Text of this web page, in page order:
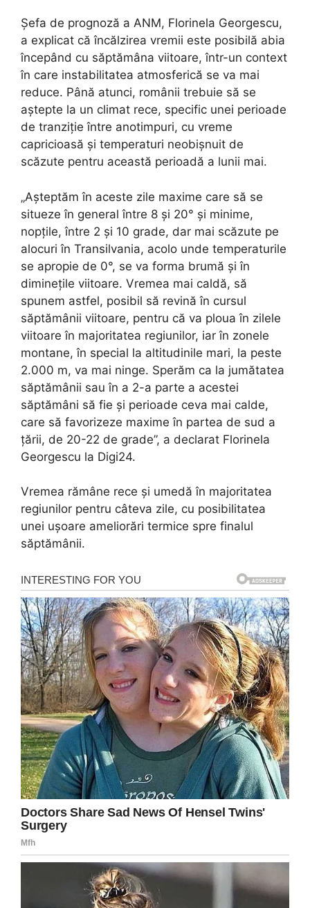
Șefa de prognoză a ANM, Florinela Georgescu,
a explicat că încălzirea vremii este posibilă abia
începând cu săptămâna viitoare, într-un context
în care instabilitatea atmosferică se va mai
reduce. Până atunci, românii trebuie să se
aștepte la un climat rece, specific unei perioade
de tranziție între anotimpuri, cu vreme
capricioasă și temperaturi neobișnuit de
scăzute pentru această perioadă a lunii mai.
„Așteptăm în aceste zile maxime care să se
situeze în general între 8 și 20° și minime,
nopțile, între 2 și 10 grade, dar mai scăzute pe
alocuri în Transilvania, acolo unde temperaturile
se apropie de 0°, se va forma brumă și în
diminețile viitoare. Vremea mai caldă, să
spunem astfel, posibil să revină în cursul
săptămânii viitoare, pentru că va ploua în zilele
viitoare în majoritatea regiunilor, iar în zonele
montane, în special la altitudinile mari, la peste
2.000 m, va mai ninge. Sperăm ca la jumătatea
săptămânii sau în a 2-a parte a acestei
săptămâni să fie și perioade ceva mai calde,
care să favorizeze maxime în partea de sud a
țării, de 20-22 de grade”, a declarat Florinela
Georgescu la Digi24.
Vremea rămâne rece și umedă în majoritatea
regiunilor pentru câteva zile, cu posibilitatea
unei ușoare ameliorări termice spre finalul
săptămânii.